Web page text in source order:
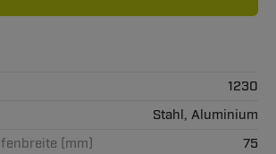
1230
Stahl, Aluminium
(mm)
75